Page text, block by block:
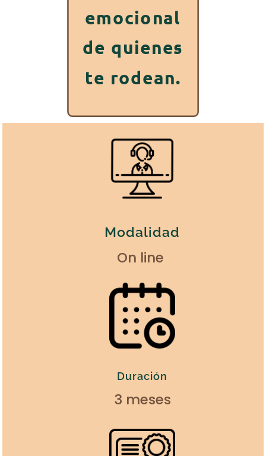
emocional
de quienes
te rodean.
Modalidad
On line
Duración
3 meses